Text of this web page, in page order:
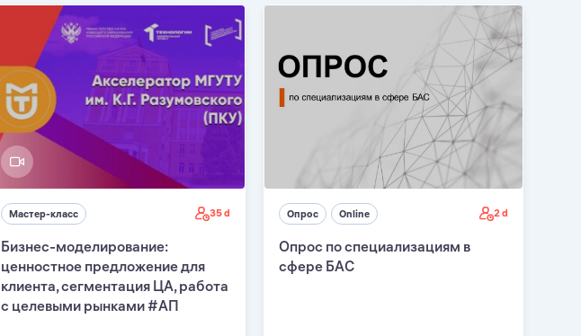
Мастер-класс 35 d
Бизнес-моделирование:
ценностное предложение для
клиента, сегментация ЦА, работа
с целевыми рынками #АП
Опрос Online 2 d
Опрос по специализациям в
сфере БАС